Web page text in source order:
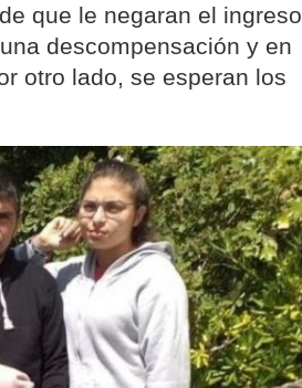
que le negaran el ingreso
descompensación y en
otro lado, se esperan los